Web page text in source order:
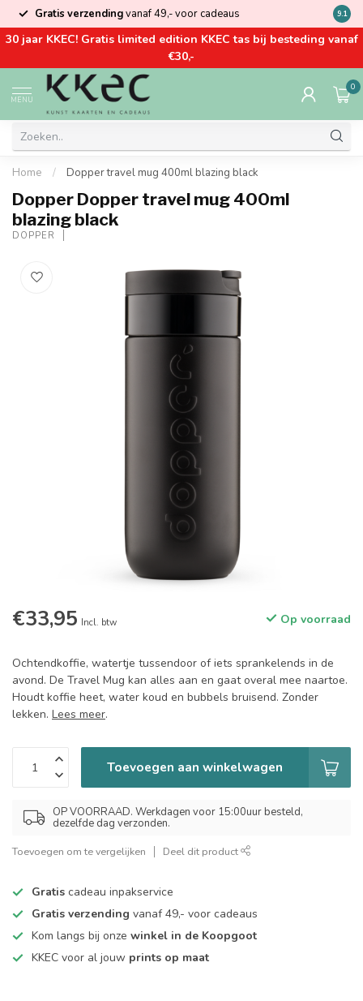
Gratis verzendingvanaf 49,- voor cadeaus Kom
9.1
30 jaar KKEC! Gratis limited edition KKEC tas bij besteding vanaf
€30,-
MENU
0
Home / Dopper travel mug 400ml blazing black
Dopper Dopper travel mug 400ml
blazing black
DOPPER
€33,95 Incl. btw Op voorraad
Ochtendkoffie, watertje tussendoor of iets sprankelends in de
avond. De Travel Mug kan alles aan en gaat overal mee naartoe.
Houdt koffie heet, water koud en bubbels bruisend. Zonder
lekken. Lees meer.
Toevoegen aan winkelwagen
OP VOORRAAD. Werkdagen voor 15:00uur besteld,
dezelfde dag verzonden.
Toevoegen om te vergelijken Deel dit product
Gratis cadeau inpakservice
Gratis verzending vanaf 49,- voor cadeaus
Kom langs bij onze winkel in de Koopgoot
KKEC voor al jouw prints op maat